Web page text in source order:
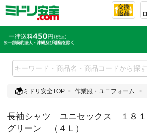
ミドリ安全TOP 作業服・ユニフォーム
長袖シャツ ユニセックス １８
グリーン （４Ｌ）